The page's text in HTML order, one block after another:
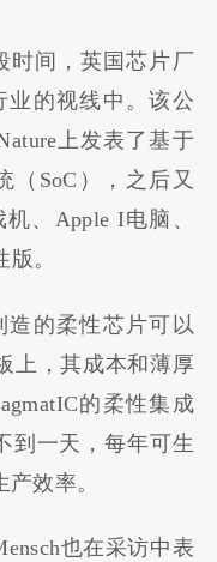
时间，英国芯片厂
业的视线中。该公
上发表了基于
（SoC），之后又
、Apple I电脑、
。
造的柔性芯片可以
上，其成本和薄厚
的柔性集成
到一天，每年可生
效率。
也在采访中表